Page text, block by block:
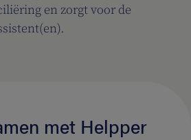
en zorgt voor de
met Helpper